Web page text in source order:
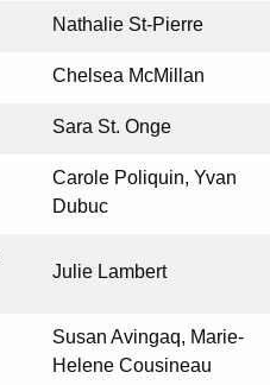
Nathalie St-Pierre
Chelsea McMillan
Sara St. Onge
Carole Poliquin, Yvan
Dubuc
Julie Lambert
Susan Avingaq, Marie-
Helene Cousineau